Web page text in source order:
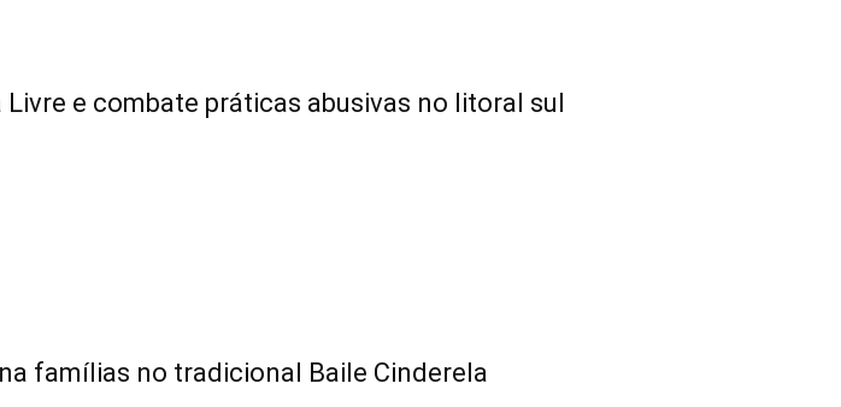
e combate práticas abusivas no litoral sul
famílias no tradicional Baile Cinderela